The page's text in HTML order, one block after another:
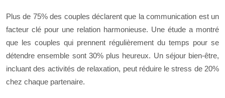
Plus de 75% des couples déclarent que la communication est un
facteur clé pour une relation harmonieuse. Une étude a montré
que les couples qui prennent régulièrement du temps pour se
détendre ensemble sont 30% plus heureux. Un séjour bien-être,
incluant des activités de relaxation, peut réduire le stress de 20%
chez chaque partenaire.